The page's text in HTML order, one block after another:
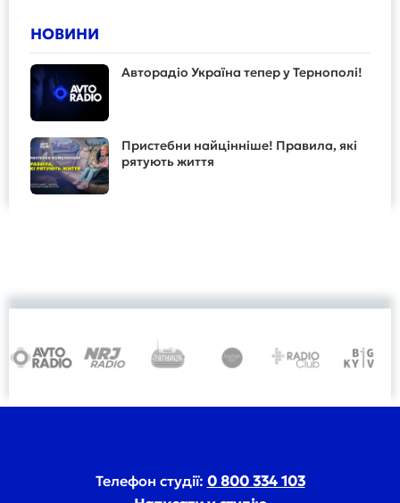
НОВИНИ
Авторадіо Україна тепер у Тернополі!
Пристебни найцінніше! Правила, які
рятують життя
Телефон студії: 0 800 334 103